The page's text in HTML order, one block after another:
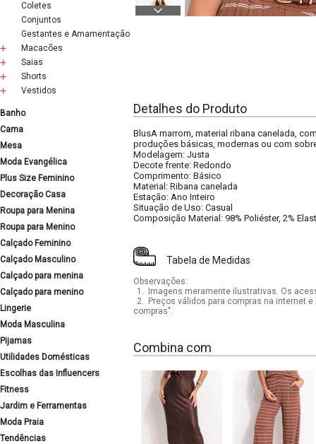
Coletes
Conjuntos
Gestantes e Amamentação
Macacões
Saias
Shorts
Vestidos
Banho
Cama
Mesa
Moda Evangélica
Plus Size Feminino
Decoração Casa
Roupa para Menina
Roupa para Menino
Calçado Feminino
Calçado Masculino
Calçado para menina
Calçado para menino
Lingerie
Moda Masculina
Pijamas
Utilidades Domésticas
Escolhas das Influencers
Fitness
Jardim e Ferramentas
Moda Praia
Tendências
Detalhes do Produto
BlusA marrom, material ribana canelada,
produções básicas, modernas ou com
Modelagem: Justa
Decote frente: Redondo
Comprimento: Básico
Material: Ribana canelada
Estação: Ano Inteiro
Situação de Uso: Casual
Composição Material: 98% Poliéster, 2%
Tabela de Medidas
Observações:
1.
Imagens meramente ilustrativas. Os
2.
Preços válidos para compras na internet
compras".
Combina com